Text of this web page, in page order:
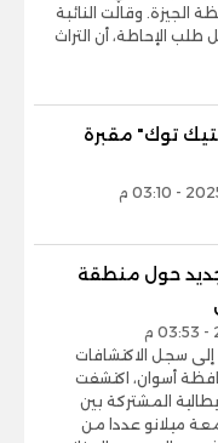
الجيزة. وقالت النائبة
الإحاطة، أن التراث
توك" مقبرة
جديد حول منطقة
سجل الاكتشافات
أسوان، اكتشفت
المشتركة بين
ميلانو عددا من